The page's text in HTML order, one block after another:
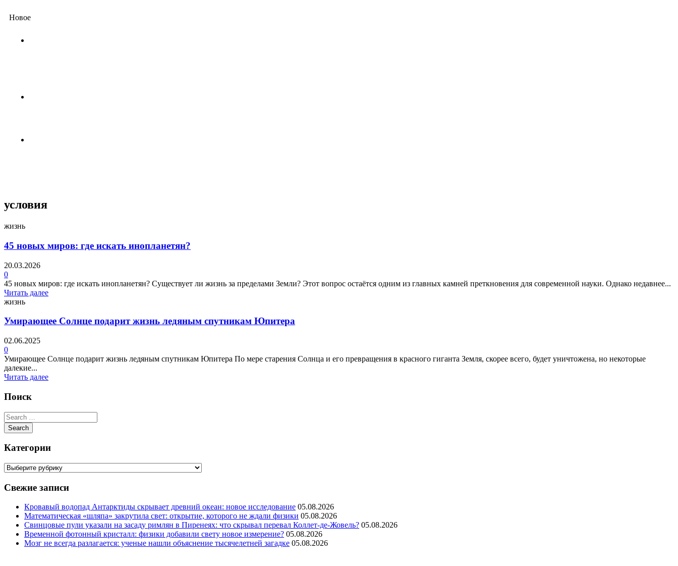
Новое
условия
жизнь
45 новых миров: где искать инопланетян?
20.03.2026
0
45 новых миров: где искать инопланетян? Существует ли жизнь за пределами Земли? Этот вопрос остаётся одним из главных камней преткновения для современной науки. Однако недавнее...
Читать далее
жизнь
Умирающее Солнце подарит жизнь ледяным спутникам Юпитера
02.06.2025
0
Умирающее Солнце подарит жизнь ледяным спутникам Юпитера По мере старения Солнца и его превращения в красного гиганта Земля, скорее всего, будет уничтожена, но некоторые
далекие...
Читать далее
Поиск
Категории
Свежие записи
Кровавый водопад Антарктиды скрывает древний океан: новое исследование 05.08.2026
Математическая «шляпа» закрутила свет: открытие, которого не ждали физики 05.08.2026
Свинцовые пули указали на засаду римлян в Пиренеях: что скрывал перевал Коллет-де-Жовель? 05.08.2026
Временной фотонный кристалл: физики добавили свету новое измерение? 05.08.2026
Мозг не всегда разлагается: ученые нашли объяснение тысячелетней загадке 05.08.2026